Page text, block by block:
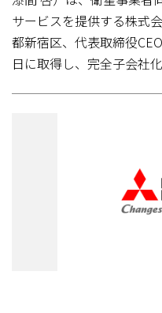
サービスを提供する株式
都新宿区、代表取締役
日に取得し、完全子会社